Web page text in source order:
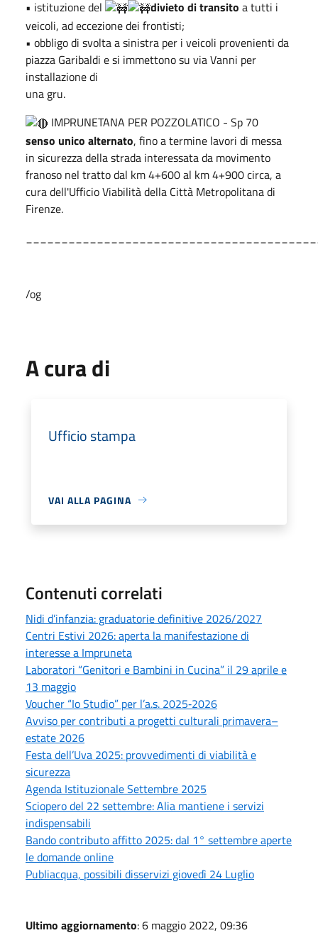
• istituzione del divieto di transito a tutti i
veicoli, ad eccezione dei frontisti;
• obbligo di svolta a sinistra per i veicoli provenienti da
piazza Garibaldi e si immettono su via Vanni per
installazione di
una gru.
IMPRUNETANA PER POZZOLATICO - Sp 70
senso unico alternato, fino a termine lavori di messa
in sicurezza della strada interessata da movimento
franoso nel tratto dal km 4+600 al km 4+900 circa, a
cura dell'Ufficio Viabilità della Città Metropolitana di
Firenze.
/og
A cura di
Ufficio stampa
VAI ALLA PAGINA
Contenuti correlati
Nidi d’infanzia: graduatorie definitive 2026/2027
Centri Estivi 2026: aperta la manifestazione di
interesse a Impruneta
Laboratori “Genitori e Bambini in Cucina” il 29 aprile e
13 maggio
Voucher “Io Studio” per l’a.s. 2025‑2026
Avviso per contributi a progetti culturali primavera–
estate 2026
Festa dell’Uva 2025: provvedimenti di viabilità e
sicurezza
Agenda Istituzionale Settembre 2025
Sciopero del 22 settembre: Alia mantiene i servizi
indispensabili
Bando contributo affitto 2025: dal 1° settembre aperte
le domande online
Publiacqua, possibili disservizi giovedì 24 Luglio
Ultimo aggiornamento: 6 maggio 2022, 09:36